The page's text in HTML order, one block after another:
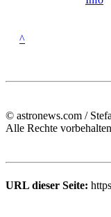
^
© astronews.com /
Alle Rechte
URL dieser Seite: